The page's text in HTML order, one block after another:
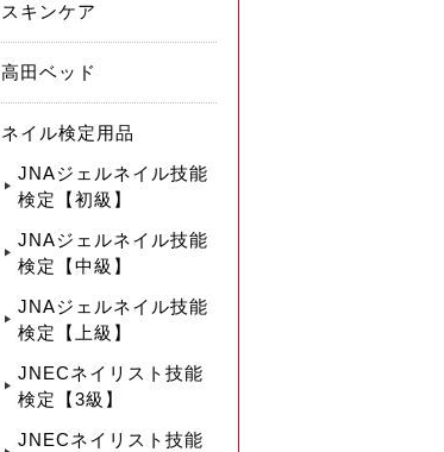
スキンケア
高田ベッド
ネイル検定用品
JNAジェルネイル技能
検定【初級】
JNAジェルネイル技能
検定【中級】
JNAジェルネイル技能
検定【上級】
JNECネイリスト技能
検定【3級】
JNECネイリスト技能